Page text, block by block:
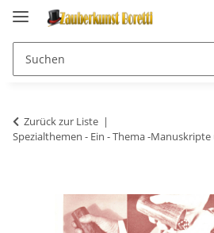
Zurück zur Liste
Spezialthemen - Ein - Thema -